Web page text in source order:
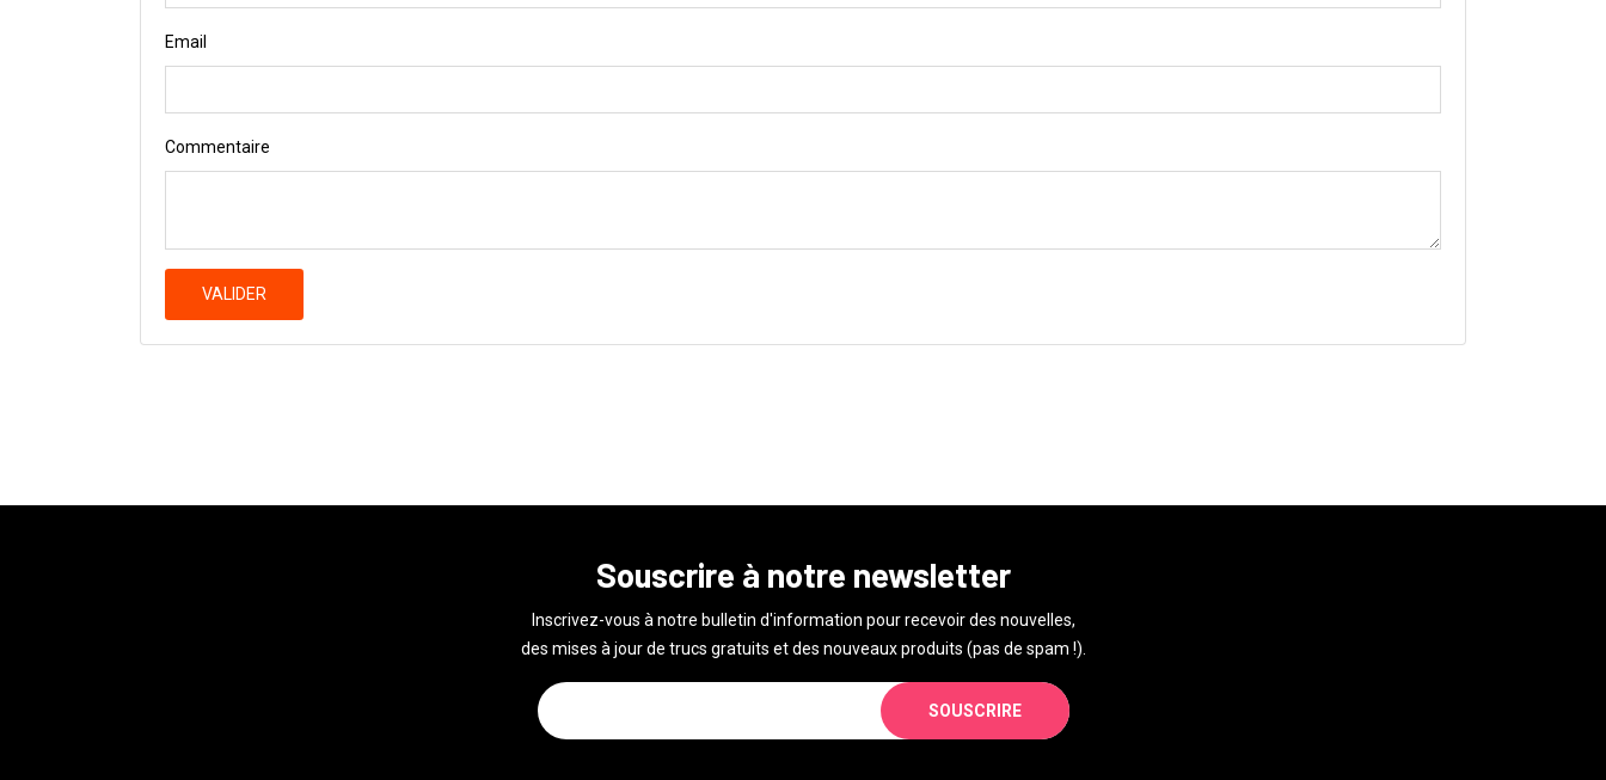
Email
Commentaire
VALIDER
Souscrire à notre newsletter
Inscrivez-vous à notre bulletin d'information pour recevoir des nouvelles,
des mises à jour de trucs gratuits et des nouveaux produits (pas de spam !).
SOUSCRIRE